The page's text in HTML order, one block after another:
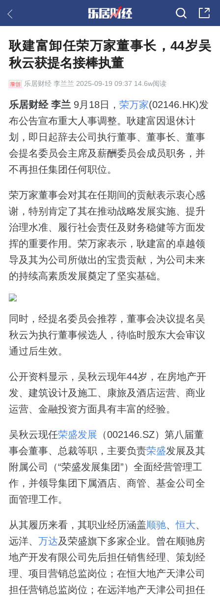
耿建富卸任荣万家董事长，44岁吴
秋云获提名接棒执董
乐居财经李兰兰 2025-09-19 09:37 14.6w阅读
乐居财经 李兰 9月18日， 荣万家(02146.HK)发
布公告宣布重大人事调整。耿建富因退休计
划，即日起辞去公司执行董事、董事长、董事
会提名委员会主席及薪酬委员会成员职务，并
不再担任集团任何职位。
荣万家董事会对其在任期间的贡献表示衷心感
谢，特别肯定了其在推动战略发展实施、提升
治理水准、履行社会责任及财务稳健等方面发
挥的重要作用。荣万家表示，耿建富的卓越领
导及其为公司所做出的宝贵贡献，为公司未来
的持续高素质发展奠定了坚实基础。
同时，经提名委员会推荐，董事会决议提名吴
秋云为执行董事候选人，待临时股东大会审议
通过后生效。
公开资料显示，吴秋云现年44岁，在房地产开
发、建筑设计及施工、康旅及酒店运营、商业
运营、金融投资方面具有丰富的经验。
吴秋云现任荣盛发展 （002146.SZ）第八届董
事会董事、总裁等职，主要负责荣盛发展及其
附属公司（“荣盛发展集团”）全面经营管理工
作，并领导集团下属酒店、商管、基金公司全
面管理工作。
从其履历来看，其职业经历涵盖顺驰、恒大、
远洋、 万达及荣盛旗下多家企业。曾在顺驰房
地产开发有限公司先后担任销售经理、策划经
理、项目营销总监岗位；在恒大地产天津公司
担任营销总监岗位；在远洋地产天津公司担任